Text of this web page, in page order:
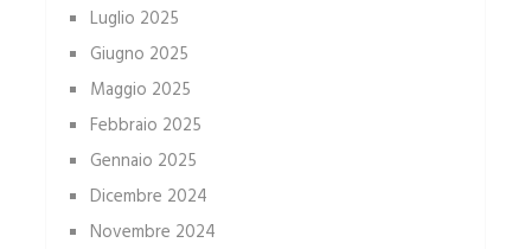
Luglio 2025
Giugno 2025
Maggio 2025
Febbraio 2025
Gennaio 2025
Dicembre 2024
Novembre 2024